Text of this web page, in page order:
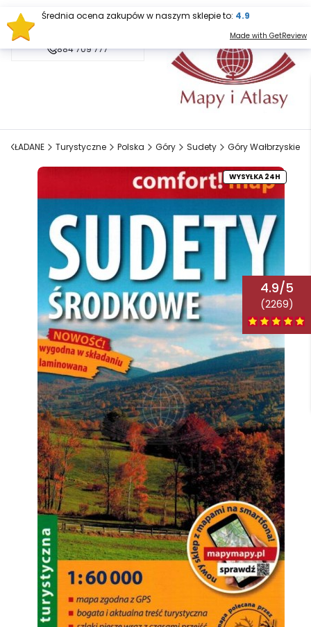
sklep@mapy.net.pl
884 709 777
SKŁADANE Turystyczne Polska Góry Sudety Góry Wałbrzyskie
WYSYŁKA 24H
4.9/5
(2269)
Średnia ocena zakupów w naszym sklepie to: 4.9
Made with GetReview